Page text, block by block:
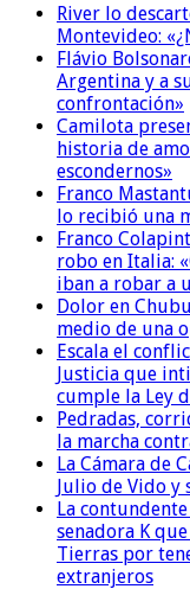
River lo
Montevideo:
Flávio
Argentina y a
confrontación»
Camilota
historia de
escondernos»
Franco
lo recibió una
Franco
robo en Italia:
iban a robar a
Dolor en
medio de una
Escala el
Justicia que
cumple la Ley
Pedradas,
la marcha
La Cámara de
Julio de Vido
La
senadora K
Tierras por
extranjeros